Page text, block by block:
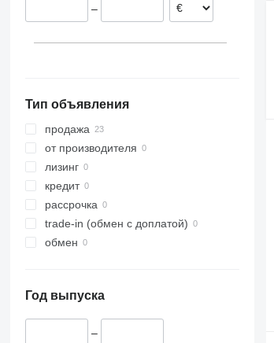
–
Тип объявления
продажа
от производителя
лизинг
кредит
рассрочка
trade-in (обмен с доплатой)
обмен
Год выпуска
–